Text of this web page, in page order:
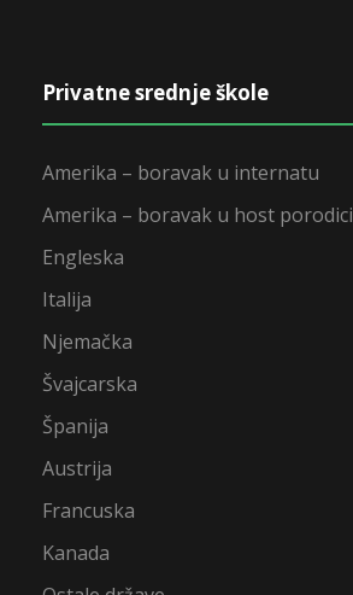
Privatne srednje škole
Amerika – boravak u internatu
Amerika – boravak u host porodici
Engleska
Italija
Njemačka
Švajcarska
Španija
Austrija
Francuska
Kanada